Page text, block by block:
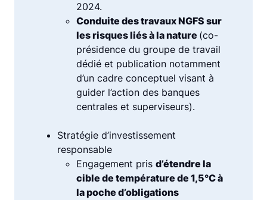
2024.
Conduite des travaux NGFS sur
les risques liés à la nature (co-
présidence du groupe de travail
dédié et publication notamment
d’un cadre conceptuel visant à
guider l’action des banques
centrales et superviseurs).
Stratégie d’investissement
responsable
Engagement pris d’étendre la
cible de température de 1,5°C à
la poche d’obligations